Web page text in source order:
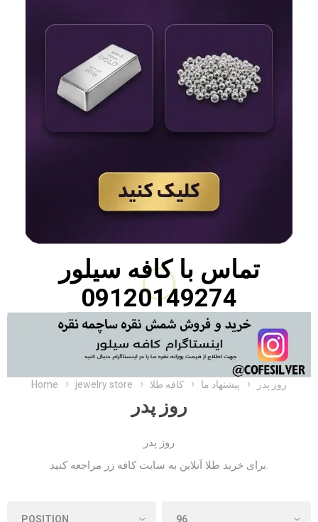
تماس باکافه سیلور
09120149274
Home jewelry store کافه طلا پیشنهاد ما روز پدر
روز پدر
روز پدر
برای خرید طلا آنلاین به سایت کافه زر مراجعه کنید.